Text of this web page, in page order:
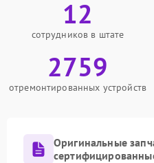
12
сотрудников в штате
2759
отремонтированных устройств
Оригинальные